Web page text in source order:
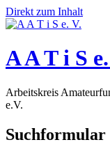
Direkt zum Inhalt
A A T i S
Arbeitskreis
e.V.
Suchformular